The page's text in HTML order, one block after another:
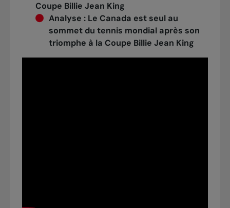
Coupe Billie Jean King
Analyse : Le Canada est seul au
sommet du tennis mondial après son
triomphe à la Coupe Billie Jean King